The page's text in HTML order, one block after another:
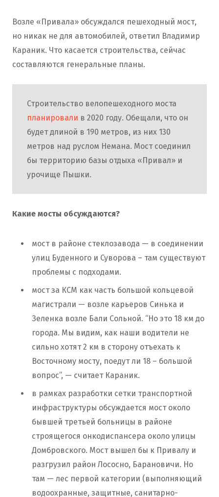
Возле «Привала» обсуждался пешеходный мост,
но никак не для автомобилей, ответил Владимир
Караник. Что касается строительства, сейчас
составляются генеральные планы.
Строительство велопешеходного моста
планировали в 2020 году. Обещали, что он
будет длиной в 190 метров, из них 130
метров над руслом Немана. Мост соединил
бы территорию базы отдыха «Привал» и
урочище Пышки.
Какие мосты обсуждаются?
мост в районе стеклозавода — в соединении
улиц Буденного и Суворова – там существуют
проблемы с подходами.
мост за КСМ как часть большой кольцевой
магистрали — возле карьеров Синька и
Зеленка возле Бали Сольной. “Но это 18 км до
города. Мы видим, как наши водители не
сильно хотят 2 км в сторону отъехать к
Восточному мосту, поедут ли 18 – большой
вопрос”, — считает Караник.
в рамках разработки сетки транспортной
инфраструктуры обсуждается мост около
бывшей третьей больницы в районе
строящегося онкодиспансера около улицы
Домбровского. Мост вышел бы к Привалу и
разгрузил район Лососно, Барановичи. Но
там — лес первой категории (выполняющий
водоохранные, защитные, санитарно-